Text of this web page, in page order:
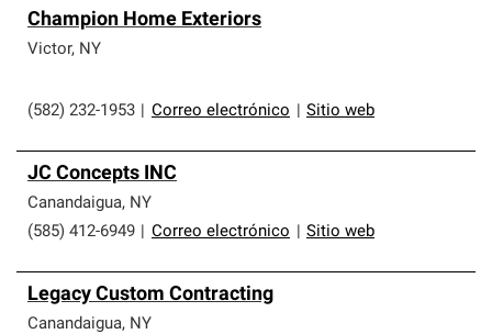
Champion Home Exteriors
Victor, NY
(582) 232-1953 Correo electrónico Sitio web
JC Concepts INC
Canandaigua, NY
(585) 412-6949
Correo electrónico Sitio web
Legacy Custom Contracting
Canandaigua, NY